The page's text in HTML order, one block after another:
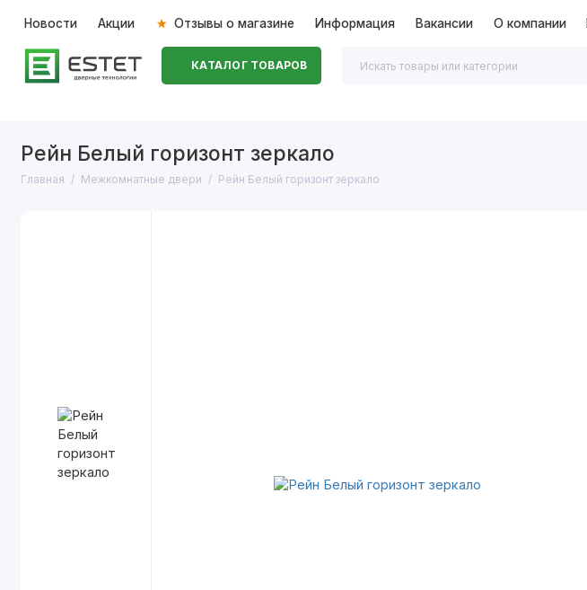
Новости Акции Отзывы о магазине Информация Вакансии О компании
КАТАЛОГ ТОВАРОВ
Рейн Белый горизонт зеркало
Главная Межкомнатные двери Рейн Белый горизонт зеркало